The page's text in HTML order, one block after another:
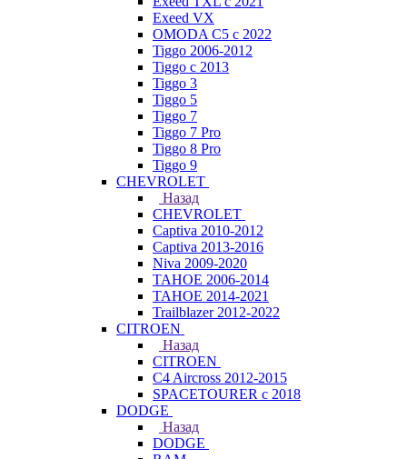
Exeed VX
OMODA C5 с 2022
Tiggo 2006-2012
Tiggo с 2013
Tiggo 3
Tiggo 5
Tiggo 7
Tiggo 7 Pro
Tiggo 8 Pro
Tiggo 9
CHEVROLET
Назад
CHEVROLET
Captiva 2010-2012
Captiva 2013-2016
Niva 2009-2020
TAHOE 2006-2014
TAHOE 2014-2021
Trailblazer 2012-2022
CITROEN
Назад
CITROEN
C4 Aircross 2012-2015
SPACETOURER с 2018
DODGE
Назад
DODGE